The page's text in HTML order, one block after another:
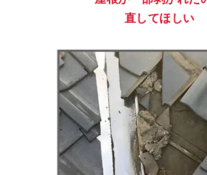
直してほしい